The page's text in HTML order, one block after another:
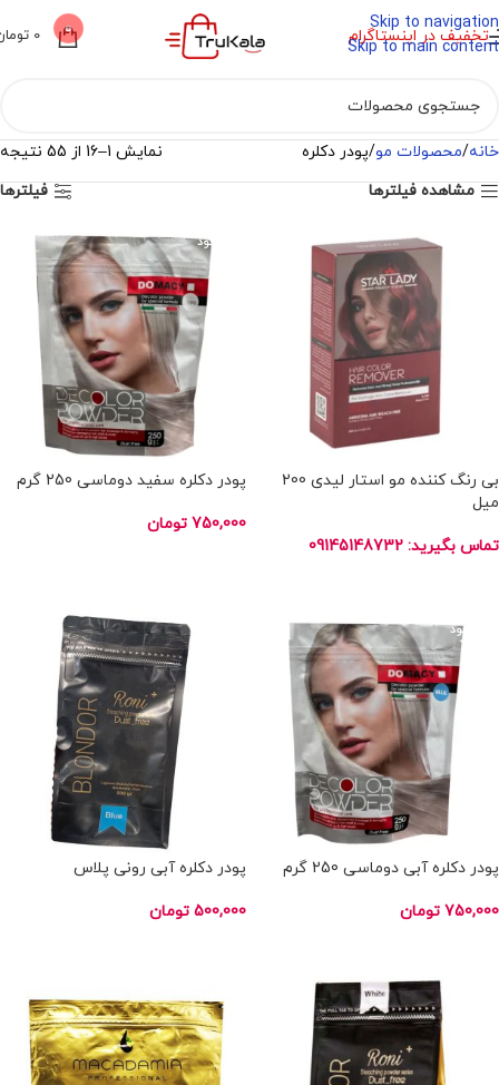
Skip to navigation
Skip to main content
تخفیف در اینستاگرام 0
0
خانه محصولات مو پودر دکلره
نمایش 1–16 از 55 نتیجه
مشاهده فیلترها
فیلترها
بی رنگ کننده مو استار لیدی 200
میل
تماس بگیرید: 09145148732
ناموجود
پودر دکلره سفید دوماسی 250 گرم
750,000 تومان
ناموجود
پودر دکلره آبی دوماسی 250 گرم
750,000 تومان
پودر دکلره آبی رونی پلاس
500,000 تومان